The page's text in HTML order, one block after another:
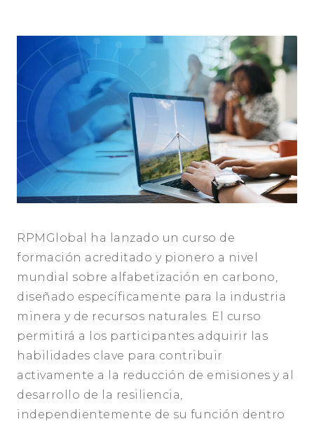
RPMGlobal ha lanzado un curso de
formación acreditado y pionero a nivel
mundial sobre alfabetización en carbono,
diseñado específicamente para la industria
minera y de recursos naturales. El curso
permitirá a los participantes adquirir las
habilidades clave para contribuir
activamente a la reducción de emisiones y al
desarrollo de la resiliencia,
independientemente de su función dentro